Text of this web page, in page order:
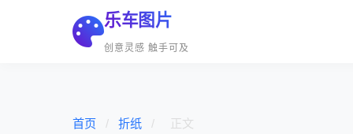
乐车图片
创意灵感 触手可及
首页 / 折纸 / 正文